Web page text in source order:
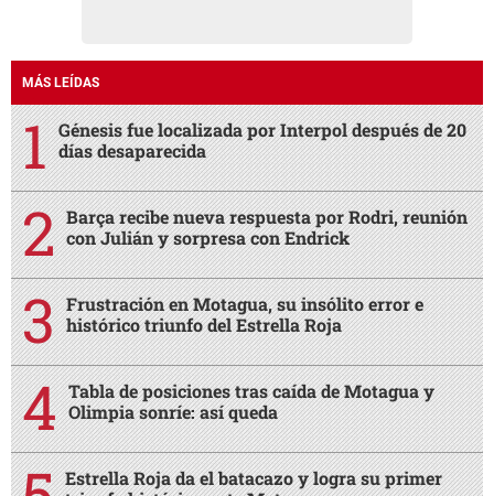
MÁS LEÍDAS
Génesis fue localizada por Interpol después de 20
días desaparecida
Barça recibe nueva respuesta por Rodri, reunión
con Julián y sorpresa con Endrick
Frustración en Motagua, su insólito error e
histórico triunfo del Estrella Roja
Tabla de posiciones tras caída de Motagua y
Olimpia sonríe: así queda
Estrella Roja da el batacazo y logra su primer